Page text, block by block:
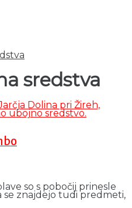
sredstva
so s pobočij prinesle
se znajdejo tudi predmeti,